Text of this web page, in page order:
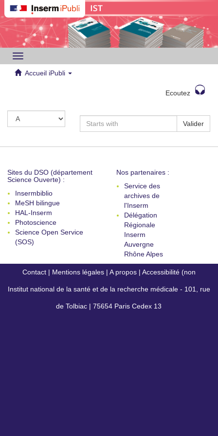
Toggle
navigation
Accueil iPubli
Ecoutez
Valider
Sites du DSO (département
Science Ouverte) :
Insermbiblio
MeSH bilingue
HAL-Inserm
Photoscience
Science Open Service
(SOS)
Nos partenaires :
Service des
archives de
l'Inserm
Délégation
Régionale
Inserm
Auvergne
Rhône Alpes
Contact | Mentions légales | A propos | Accessibilité (non
conforme)
Institut national de la santé et de la recherche médicale - 101, rue
de Tolbiac | 75654 Paris Cedex 13